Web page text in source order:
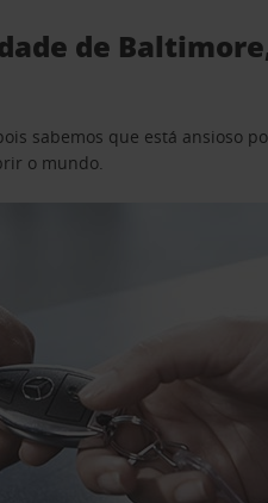
de
sabemos que está
o mundo.